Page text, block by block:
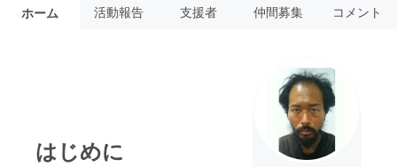
ホーム 活動報告 支援者 仲間募集 コメント
はじめに